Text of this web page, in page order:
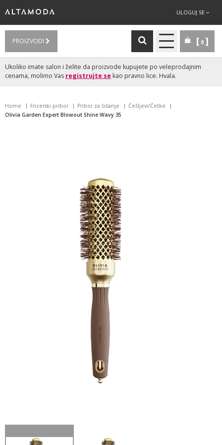
ULOGUJ SE
PROIZVODI 0
Ukoliko imate salon i želite da proizvode kupujete po veleprodajnim
cenama, molimo Vas registrujte se kao pravno lice. Hvala.
Home Frizerski pribor Pribor za šišanje
Češljevi/Četke
Olivia Garden Expert Blowout Shine Wavy 35